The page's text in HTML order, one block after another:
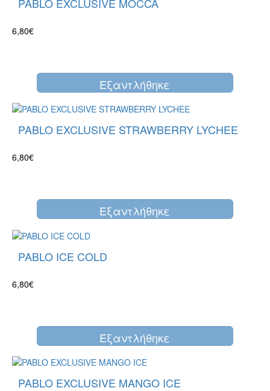
6,80€
Eξαντλήθηκε
PABLO EXCLUSIVE STRAWBERRY LYCHEE
6,80€
Eξαντλήθηκε
PABLO ICE COLD
6,80€
Eξαντλήθηκε
PABLO EXCLUSIVE MANGO ICE